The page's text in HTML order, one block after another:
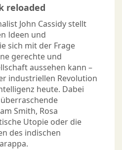
reloaded
John Cassidy stellt
Ideen und
sich mit der Frage
gerechte und
aussehen kann –
industriellen Revolution
heute. Dabei
Smith, Rosa
Utopie oder die
des indischen